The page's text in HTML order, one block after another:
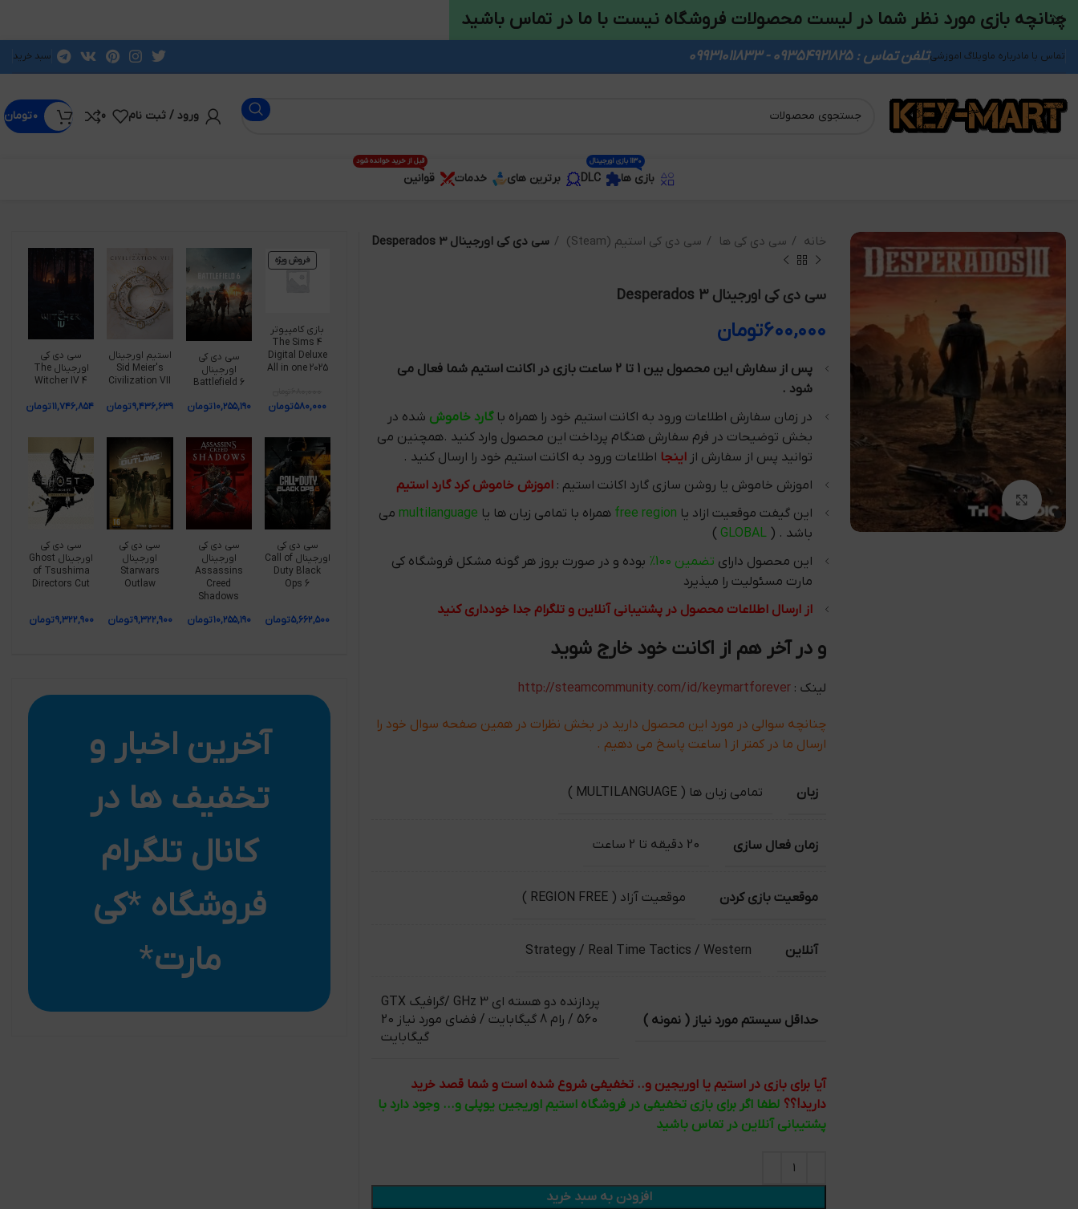
تماس با مادرباره ماوبلاگ اموزشیتلفن تماس : 09354921825 - 09931011833 سبد خرید
ورود / ثبت نام 0 ۰تومان
بازی ها
1130 بازی اورجینال
DLC برترین های خدمات قوانین
قبل از خرید خوانده شود
بزرگنمایی تصویر
خانه سی دی کی ها سی دی کی استیم (Steam) سی دی کی اورجینال Desperados 3
سی دی کی اورجینال Desperados 3
۶۰۰,۰۰۰تومان
پس از سفارش این محصول بین 1 تا 2 ساعت بازی در اکانت استیم شما فعال می
شود .
در زمان سفارش اطلاعات ورود به اکانت استیم خود را همراه باگارد خاموش شده در
بخش توضیحات در فرم سفارش هنگام پرداخت این محصول وارد کنید .همچنین می
توانید پس از سفارش از اینجا اطلاعات ورود به اکانت استیم خود را ارسال کنید .
اموزش خاموش یا روشن سازی گارد اکانت استیم : اموزش خاموش کرد گارد استیم
این گیفت موقعیت ازاد یا free region همراه با تمامی زبان ها یا multilanguage می
باشد . ( GLOBAL
)
این محصول دارای تضمین 100%
بوده و در صورت بروز هر گونه مشکل فروشگاه کی
مارت مسئولیت را میذیرد
از ارسال اطلاعات محصول در پشتیبانی آنلاین و تلگرام جدا خودداری کنید
و در آخر هم از اکانت خود خارج شوید
لینک : http://steamcommunity.com/id/keymartforever
چنانچه سوالی در مورد این محصول دارید در بخش نظرات در همین صفحه سوال خود را
ارسال ما در کمتر از 1 ساعت پاسخ می دهیم .
زبان تمامی زبان ها ( MULTILANGUAGE )
زمان فعال سازی 20 دقیقه تا 2 ساعت
موقعیت بازی کردن موقعیت آزاد ( REGION FREE )
آنلاین Strategy / Real Time Tactics / Western
حداقل سیستم مورد نیاز ( نمونه )
پردازنده دو هسته ای 3 GHz /گرافیک GTX
560 / رام 8 گیگابایت / فضای مورد نیاز 20
گیگابایت
آیا برای بازی در استیم یا اوریجین و.. تخفیفی شروع شده است و شما قصد خرید
دارید!؟؟ لطفا اگر برای بازی تخفیفی در فروشگاه استیم اوریجین یوپلی و... وجود دارد با
پشتیبانی آنلاین در تماس باشید
افزودن به سبد خرید
فروش ویژه
بازی کامپیوتر
The Sims 4
Digital Deluxe
All in one 2025
۵۸۰,۰۰۰تومان
سی دی کی
اورجینال
Battlefield 6
۱۰,۲۵۵,۱۹۰تومان
استیم اورجینال
Sid Meier's
Civilization VII
۹,۴۳۶,۶۳۹تومان
سی دی کی
اورجینال The
Witcher IV 4
۱۱,۷۴۶,۸۵۴تومان
سی دی کی
اورجینال Call of
Duty Black
Ops 6
۵,۶۶۲,۵۰۰تومان
سی دی کی
اورجینال
Assassins
Creed
Shadows
۱۰,۲۵۵,۱۹۰تومان
سی دی کی
اورجینال
Starwars
Outlaw
۹,۳۲۲,۹۰۰تومان
سی دی کی
اورجینال Ghost
of Tsushima
Directors Cut
۹,۳۲۲,۹۰۰تومان
آخرین اخبار و
تخفیف ها در
کانال تلگرام
فروشگاه *کی
مارت*
چنانچه بازی مورد نظر شما در لیست محصولات فروشگاه نیست با ما در تماس باشید